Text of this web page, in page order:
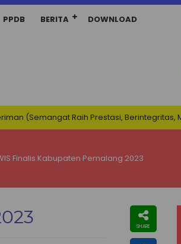
PPDB BERITA DOWNLOAD
(Semangat Raih Prestasi, Berintegritas,
Finalis Kabupaten Pemalang 2023